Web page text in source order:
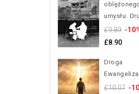
umysłu.
£9.89 -
£8.90
Droga
£10.07 -